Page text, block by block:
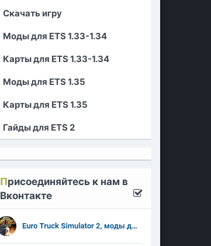
Скачать игру
Моды для ETS 1.33-1.34
Карты для ETS 1.33-1.34
Моды для ETS 1.35
Карты для ETS 1.35
Гайды для ETS 2
Присоединяйтесь к нам в
Вконтакте